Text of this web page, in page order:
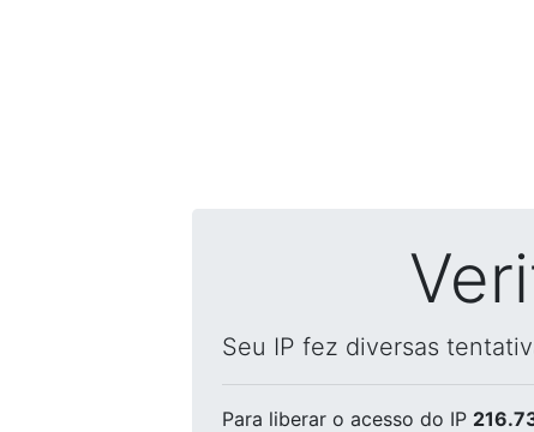
Seu IP fez diversas
Para liberar o acesso do IP